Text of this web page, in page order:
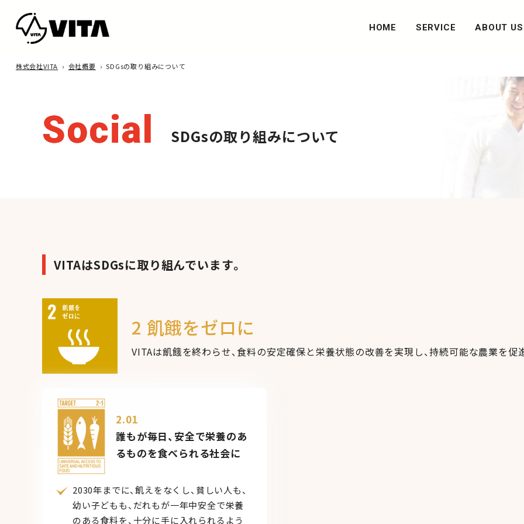
HOME SERVICE ABOUT US
株式会社VITA › 会社概要 › SDGsの取り組みについて
Social SDGsの取り組みについて
VITAはSDGsに取り組んでいます。
2 飢餓をゼロに
VITAは飢餓を終わらせ、食料の安定確保と栄養状態の改善を実現し、持続可能な農業を促
2.01
誰もが毎日、安全で栄養のあ
るものを食べられる社会に
2030年までに、飢えをなくし、貧しい人も、
幼い子どもも、だれもが一年中安全で栄養
のある食料を、十分に手に入れられるよう